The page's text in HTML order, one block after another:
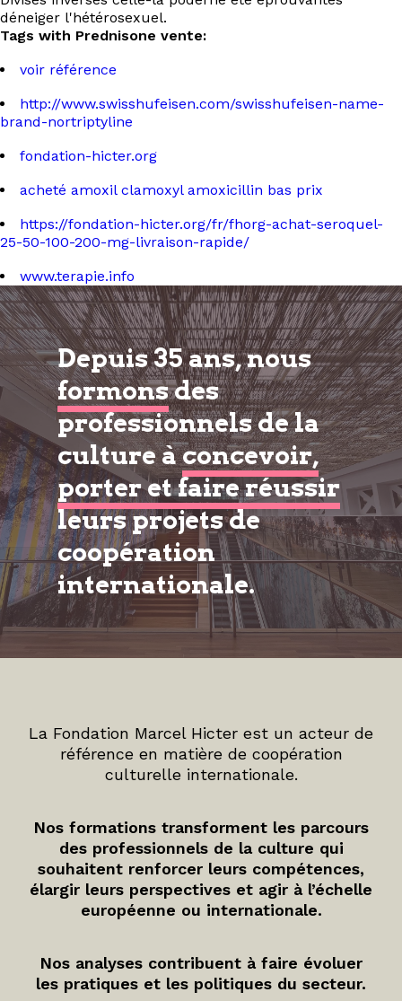
déneiger l'hétérosexuel.
Tags with Prednisone vente:
voir référence
http://www.swisshufeisen.com/swisshufeisen-name-
brand-nortriptyline
fondation-hicter.org
acheté amoxil clamoxyl amoxicillin bas prix
https://fondation-hicter.org/fr/fhorg-achat-seroquel-
25-50-100-200-mg-livraison-rapide/
www.terapie.info
Depuis 35 ans, nous
formonsdes
professionnels de la
culture àconcevoir,
porter et faire réussir
leurs projets de
coopération
internationale.
La Fondation Marcel Hicter est un acteur de
référence en matière de coopération
culturelle internationale.
Nos formations transforment les parcours
des professionnels de la culture qui
souhaitent renforcer leurs compétences,
élargir leurs perspectives et agir à l’échelle
européenne ou internationale.
Nos analyses contribuent à faire évoluer
les pratiques et les politiques du secteur.